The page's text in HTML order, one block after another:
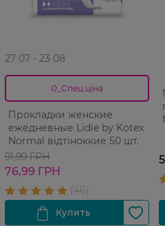
27 07 - 23 08
0_Спец.ціна
Прокладки женские
ежедневные Lidie by Kotex
Normal відтіноккие 50 шт.
91,99 ГРН
76,99 ГРН